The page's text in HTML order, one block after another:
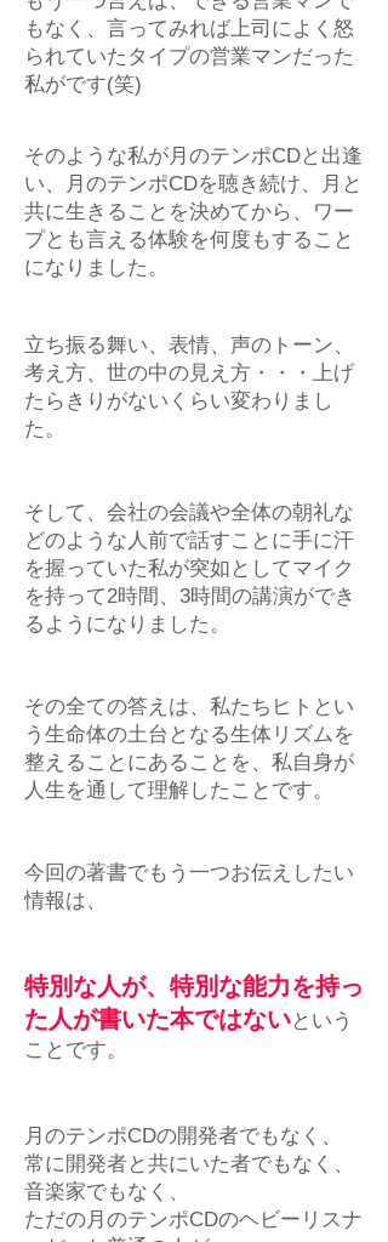
もなく、言ってみれば上司によく怒
られていたタイプの営業マンだった
私がです(笑)
そのような私が月のテンポCDと出逢
い、月のテンポCDを聴き続け、月と
共に生きることを決めてから、ワー
プとも言える体験を何度もすること
になりました。
立ち振る舞い、表情、声のトーン、
考え方、世の中の見え方・・・上げ
たらきりがないくらい変わりまし
た。
そして、会社の会議や全体の朝礼な
どのような人前で話すことに手に汗
を握っていた私が突如としてマイク
を持って2時間、3時間の講演ができ
るようになりました。
その全ての答えは、私たちヒトとい
う生命体の土台となる生体リズムを
整えることにあることを、私自身が
人生を通して理解したことです。
今回の著書でもう一つお伝えしたい
情報は、
特別な人が、特別な能力を持っ
た人が書いた本ではないという
ことです。
月のテンポCDの開発者でもなく、
常に開発者と共にいた者でもなく、
音楽家でもなく、
ただの月のテンポCDのヘビーリスナ